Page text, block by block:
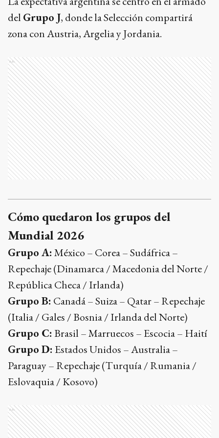
del Grupo J, donde la Selección compartirá
zona con Austria, Argelia y Jordania.
Ads
Cómo quedaron los grupos del
Mundial 2026
Grupo A: México – Corea – Sudáfrica –
Repechaje (Dinamarca / Macedonia del Norte /
República Checa / Irlanda)
Grupo B: Canadá – Suiza – Qatar – Repechaje
(Italia / Gales / Bosnia / Irlanda del Norte)
Grupo C: Brasil – Marruecos – Escocia – Haití
Grupo D: Estados Unidos – Australia –
Paraguay – Repechaje (Turquía / Rumania /
Eslovaquia / Kosovo)
Ads